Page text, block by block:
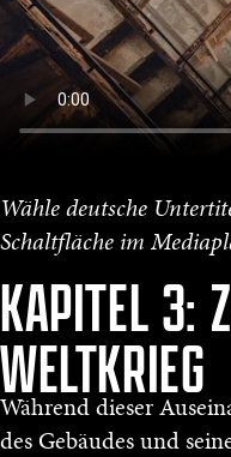
Wähle deutsche
Schaltfläche im
KAPITEL 3:
WELTKRIEG
Während dieser
des Gebäudes und